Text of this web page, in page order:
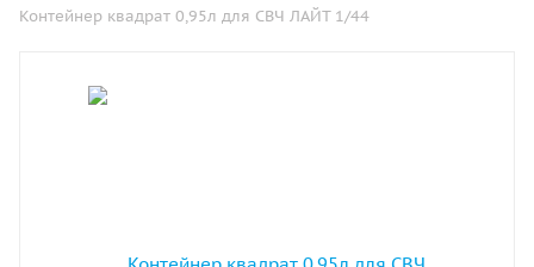
Контейнер квадрат 0,95л для СВЧ ЛАЙТ 1/44